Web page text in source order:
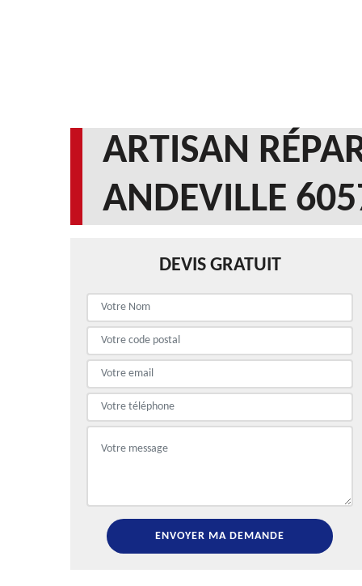
ARTISAN
ANDEVILLE
DEVIS GRATUIT